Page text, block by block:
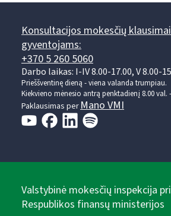
Konsultacijos mokesčių
gyventojams:
+370 5 260 5060
Darbo laikas: I-IV 8.00-17.00, V 8.00-
Prieššventinę dieną - viena valanda trumpiau.
Kiekvieno mėnesio antrą penktadienį 8.00 val.
Paklausimas per Mano VMI
Valstybinė mokesčių inspekcija
Respublikos finansų ministerijos